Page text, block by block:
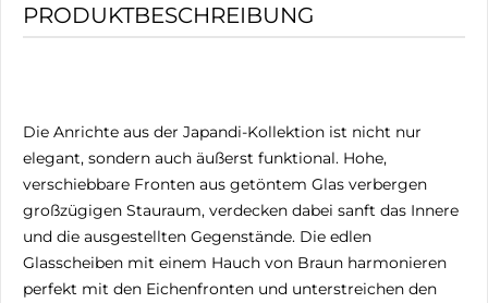
PRODUKTBESCHREIBUNG
Die Anrichte aus der Japandi-Kollektion ist nicht nur
elegant, sondern auch äußerst funktional. Hohe,
verschiebbare Fronten aus getöntem Glas verbergen
großzügigen Stauraum, verdecken dabei sanft das Innere
und die ausgestellten Gegenstände. Die edlen
Glasscheiben mit einem Hauch von Braun harmonieren
perfekt mit den Eichenfronten und unterstreichen den